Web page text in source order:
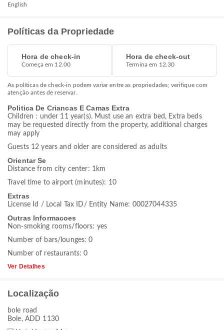
English
Políticas da Propriedade
Hora de check-in
Começa em 12.00
Hora de check-out
Termina em 12.30
As políticas de check-in podem variar entre as propriedades; verifique com
atenção antes de reservar.
Politica De Criancas E Camas Extra
Children : under 11 year(s). Must use an extra bed, Extra beds
may be requested directly from the property, additional charges
may apply
Guests 12 years and older are considered as adults
Orientar Se
Distance from city center: 1km
Travel time to airport (minutes): 10
Extras
License Id / Local Tax ID/ Entity Name: 00027044335
Outras Informacoes
Non-smoking rooms/floors: yes
Number of bars/lounges: 0
Number of restaurants: 0
Ver Detalhes
Localização
bole road
Bole, ADD 1130